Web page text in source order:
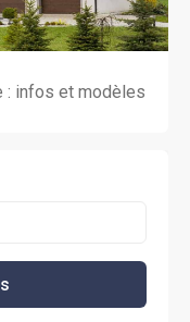
: infos et modèles